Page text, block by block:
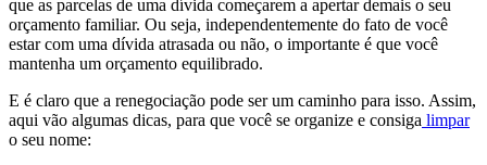
que as parcelas de uma dívida começarem a apertar demais o seu
orçamento familiar. Ou seja, independentemente do fato de você
estar com uma dívida atrasada ou não, o importante é que você
mantenha um orçamento equilibrado.
E é claro que a renegociação pode ser um caminho para isso. Assim,
aqui vão algumas dicas, para que você se organize e consiga limpar
o seu nome: